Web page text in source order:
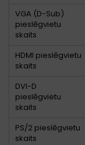
VGA (D-Sub)
pieslēgvietu
skaits
HDMI pieslēgvietu
skaits
DVI-D
pieslēgvietu
skaits
PS/2 pieslēgvietu
skaits